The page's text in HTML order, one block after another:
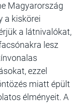
Magyarország
a kiskörei
a látnivalókat,
lesz
ezzel
miatt épült
élményeit. A